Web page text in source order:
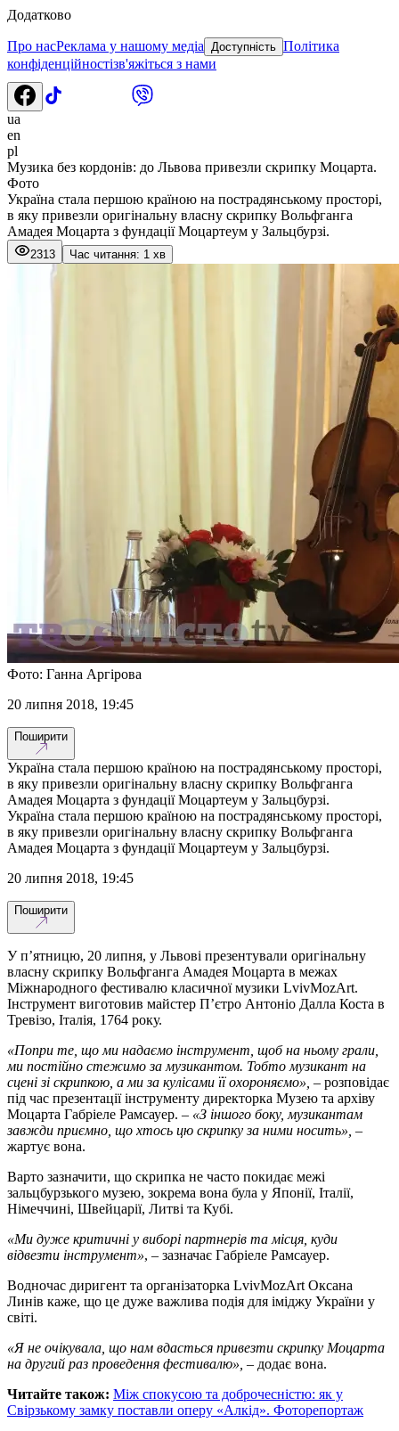
Додатково
Про насРеклама у нашому медіа Доступність Політика
конфіденційностізв'яжіться з нами
ua
en
pl
Музика без кордонів: до Львова привезли скрипку Моцарта.
Фото
Україна стала першою країною на пострадянському просторі,
в яку привезли оригінальну власну скрипку Вольфганга
Амадея Моцарта з фундації Моцартеум у Зальцбурзі.
2313 Час читання: 1 хв
Фото: Ганна Аргірова
20 липня 2018, 19:45
Поширити
Україна стала першою країною на пострадянському просторі,
в яку привезли оригінальну власну скрипку Вольфганга
Амадея Моцарта з фундації Моцартеум у Зальцбурзі.
Україна стала першою країною на пострадянському просторі,
в яку привезли оригінальну власну скрипку Вольфганга
Амадея Моцарта з фундації Моцартеум у Зальцбурзі.
20 липня 2018, 19:45
Поширити
У п’ятницю, 20 липня, у Львові презентували оригінальну
власну скрипку Вольфганга Амадея Моцарта в межах
Міжнародного фестивалю класичної музики LvivMozArt.
Інструмент виготовив майстер П’єтро Антоніо Далла Коста в
Тревізо, Італія, 1764 року.
«Попри те, що ми надаємо інструмент, щоб на ньому грали,
ми постійно стежимо за музикантом. Тобто музикант на
сцені зі скрипкою, а ми за кулісами її охороняємо», – розповідає
під час презентації інструменту директорка Музею та архіву
Моцарта Габріеле Рамсауер. – «З іншого боку, музикантам
завжди приємно, що хтось цю скрипку за ними носить», –
жартує вона.
Варто зазначити, що скрипка не часто покидає межі
зальцбурзького музею, зокрема вона була у Японії, Італії,
Німеччині, Швейцарії, Литві та Кубі.
«Ми дуже критичні у виборі партнерів та місця, куди
відвезти інструмент», – зазначає Габріеле Рамсауер.
Водночас диригент та організаторка LvivMozArt Оксана
Линів каже, що це дуже важлива подія для іміджу України у
світі.
«Я не очікувала, що нам вдасться привезти скрипку Моцарта
на другий раз проведення фестивалю», – додає вона.
Читайте також: Між спокусою та доброчесністю: як у
Свірзькому замку поставли оперу «Алкід». Фоторепортаж